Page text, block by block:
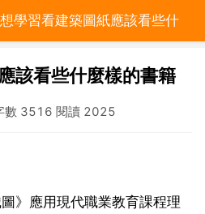
學習看建築圖紙應該看些什
該看些什麼樣的書籍
3516 閱讀 2025
》應用現代職業教育課程理